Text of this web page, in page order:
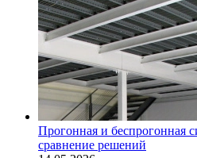
Прогонная и беспрогонная
сравнение решений